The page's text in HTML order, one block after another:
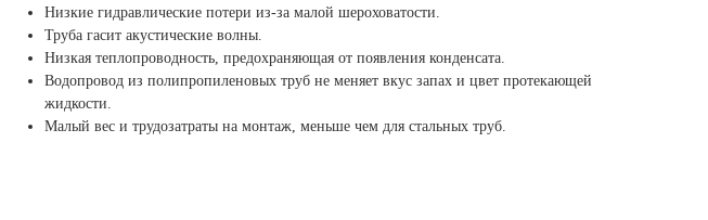
Низкие гидравлические потери из-за малой шероховатости.
Труба гасит акустические волны.
Низкая теплопроводность, предохраняющая от появления конденсата.
Водопровод из полипропиленовых труб не меняет вкус запах и цвет протекающей
жидкости.
Малый вес и трудозатраты на монтаж, меньше чем для стальных труб.